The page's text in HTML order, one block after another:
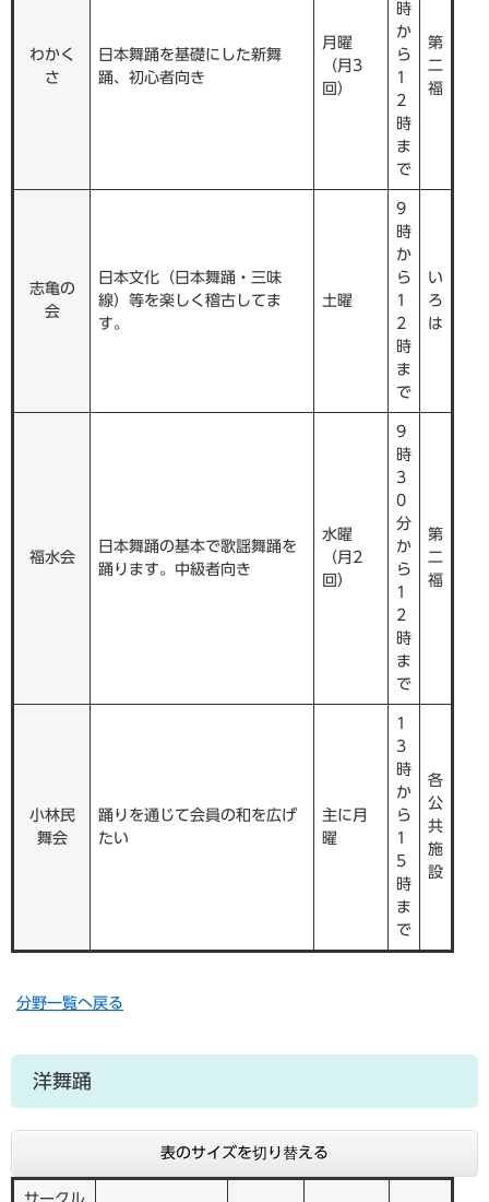
わかく
さ
日本舞踊を基礎にした新舞
踊、初心者向き
月曜
（月3
回）
時
か
ら
1
2
時
ま
で
第
二
福
志亀の
会
日本文化（日本舞踊・三味
線）等を楽しく稽古してま
す。
土曜
9
時
か
ら
1
2
時
ま
で
い
ろ
は
福水会
日本舞踊の基本で歌謡舞踊を
踊ります。中級者向き
水曜
（月2
回）
9
時
3
0
分
か
ら
1
2
時
ま
で
第
二
福
小林民
舞会
踊りを通じて会員の和を広げ
たい
主に月
曜
1
3
時
か
ら
1
5
時
ま
で
各
公
共
施
設
分野一覧へ戻る
洋舞踊
表のサイズを切り替える
サークル